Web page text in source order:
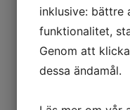
Storlek
inklusive: bättre
funktionalitet,
Genom att
dessa ändamål.